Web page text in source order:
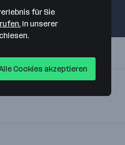
für Sie
In unserer
Cookies akzeptieren